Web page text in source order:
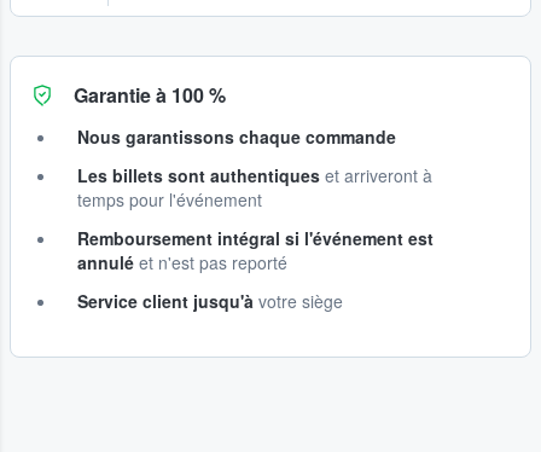
Garantie à 100 %
Nous garantissons chaque commande
Les billets sont authentiques et arriveront à
temps pour l'événement
Remboursement intégral si l'événement est
annulé et n'est pas reporté
Service client jusqu'à votre siège